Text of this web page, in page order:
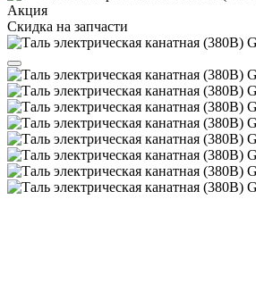
Акция
Скидка на запчасти